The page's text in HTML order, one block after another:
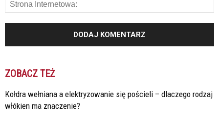
ZOBACZ TEŻ
Kołdra wełniana a elektryzowanie się pościeli – dlaczego rodzaj
włókien ma znaczenie?